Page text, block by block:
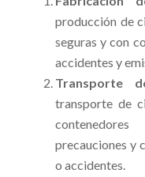
producción de
seguras y con
accidentes y
Transporte
transporte de
precauciones y
o accidentes.